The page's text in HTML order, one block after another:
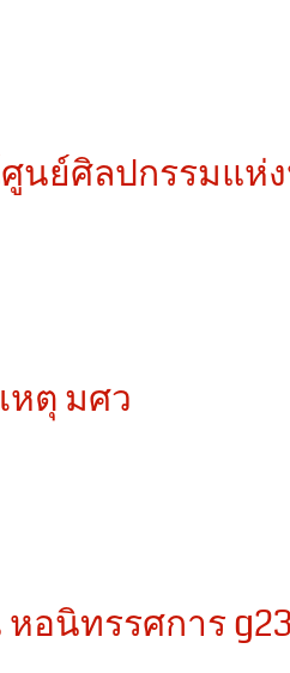
ย์ศิลปกรรมแห่ง
หตุ มศว
นิทรรศการ